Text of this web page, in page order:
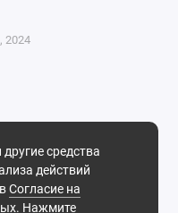
средства
действий
Согласие на
. Нажмите
2024
д. 14, оф. 14.